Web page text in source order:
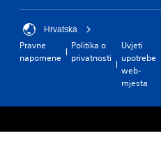
Hrvatska
Pravne
napomene
Politika o
privatnosti
Uvjeti
upotrebe
web-
mjesta